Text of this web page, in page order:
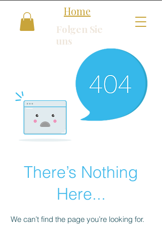
Home
Folgen Sie
uns
There’s Nothing
Here...
We can’t find the page you’re looking for.